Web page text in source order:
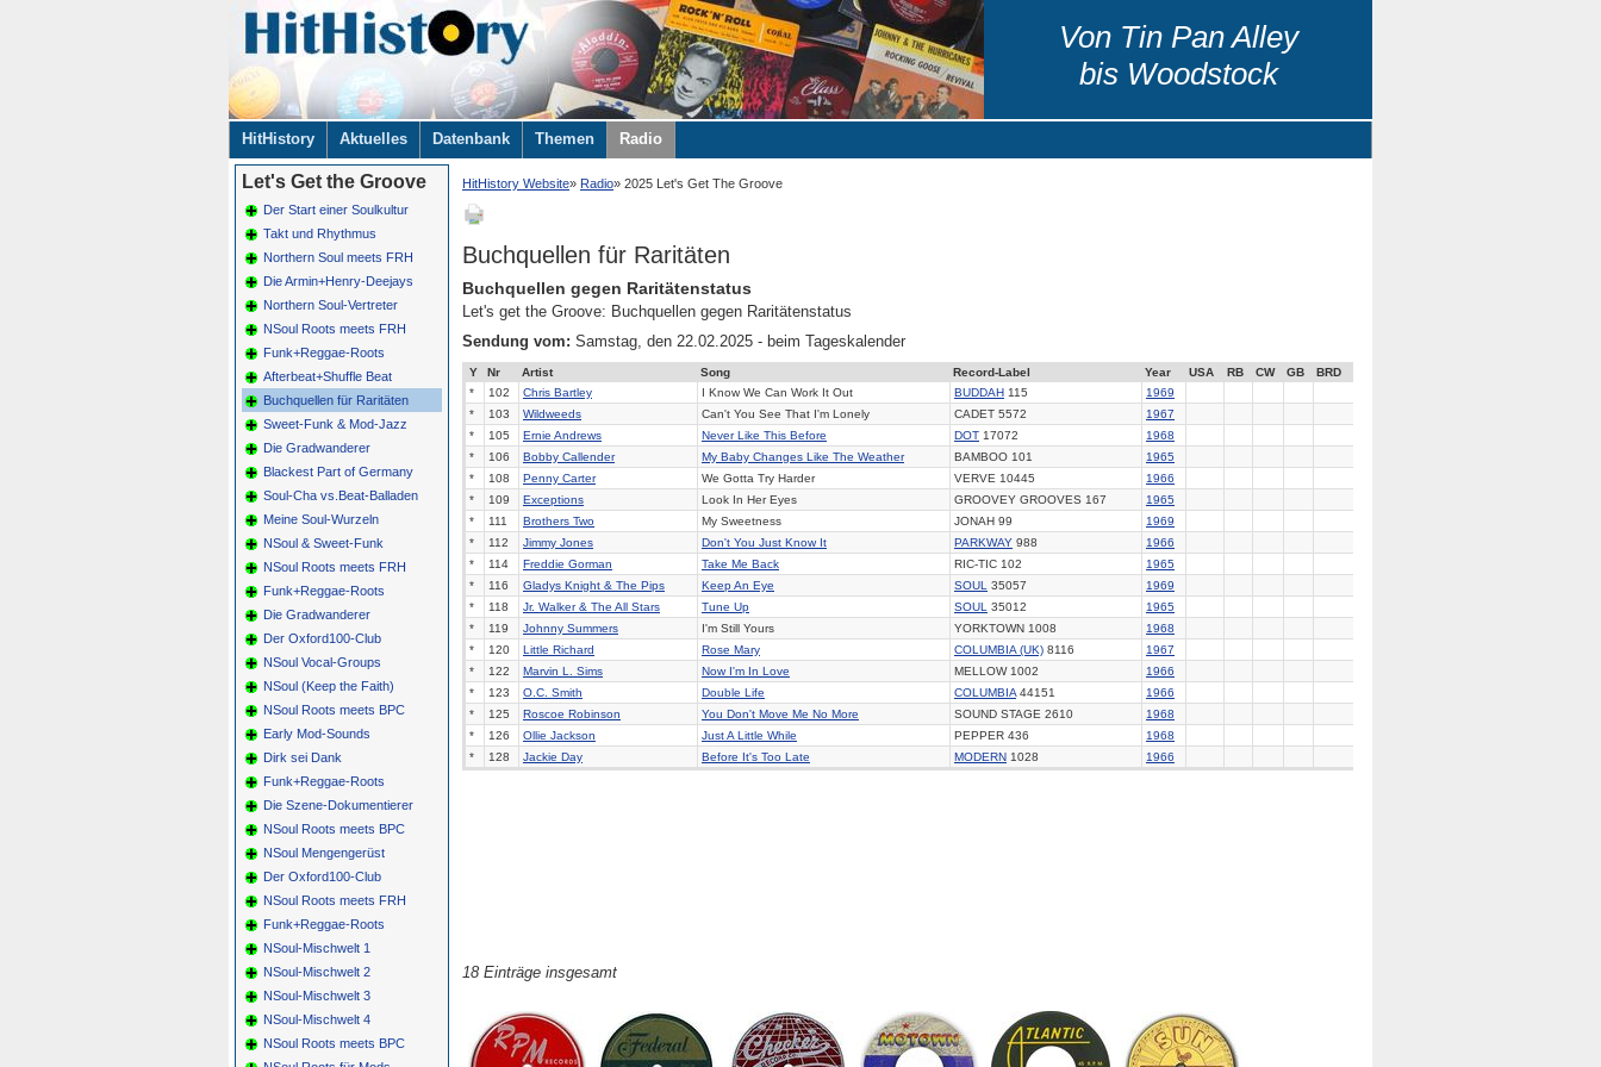
Von Tin Pan Alley
bis Woodstock
Navigation
überspringen
HitHistory Aktuelles Datenbank Themen Radio
HitHistory Website Radio 2025 Let's Get The Groove
Buchquellen für Raritäten
Buchquellen gegen Raritätenstatus
Let's get the Groove: Buchquellen gegen Raritätenstatus
Sendung vom: Samstag, den 22.02.2025 - beim Tageskalender
Y Nr Artist Song Record-Label Year USA RB CW GB
BRD
*
102 Chris Bartley I Know We Can Work It Out BUDDAH 115
1969
*
103 Wildweeds Can't You See That I'm Lonely CADET 5572
1967
*
105 Ernie Andrews Never Like This Before DOT 17072
1968
*
106 Bobby Callender My Baby Changes Like The Weather BAMBOO 101
1965
*
108 Penny Carter We Gotta Try Harder VERVE 10445
1966
*
109 Exceptions Look In Her Eyes GROOVEY GROOVES 167
1965
*
111 Brothers Two My Sweetness JONAH 99
1969
*
112 Jimmy Jones Don't You Just Know It PARKWAY 988
1966
*
114 Freddie Gorman Take Me Back RIC-TIC 102
1965
*
116 Gladys Knight & The Pips Keep An Eye SOUL 35057
1969
*
118 Jr. Walker & The All Stars Tune Up SOUL 35012
1965
*
119 Johnny Summers I'm Still Yours YORKTOWN 1008
1968
*
120 Little Richard Rose Mary COLUMBIA (UK) 8116
1967
*
122 Marvin L. Sims Now I'm In Love MELLOW 1002
1966
*
123 O.C. Smith Double Life COLUMBIA 44151
1966
*
125 Roscoe Robinson You Don't Move Me No More SOUND STAGE 2610
1968
*
126 Ollie Jackson Just A Little While PEPPER 436
1968
*
128 Jackie Day Before It's Too Late MODERN 1028 1966
18 Einträge insgesamt
Let's Get the Groove
Der Start einer Soulkultur
Takt und Rhythmus
Northern Soul meets FRH
Die Armin+Henry-Deejays
Northern Soul-Vertreter
NSoul Roots meets FRH
Funk+Reggae-Roots
Afterbeat+Shuffle Beat
Buchquellen für Raritäten
Sweet-Funk & Mod-Jazz
Die Gradwanderer
Blackest Part of Germany
Soul-Cha vs.Beat-Balladen
Meine Soul-Wurzeln
NSoul & Sweet-Funk
NSoul Roots meets FRH
Funk+Reggae-Roots
Die Gradwanderer
Der Oxford100-Club
NSoul Vocal-Groups
NSoul (Keep the Faith)
NSoul Roots meets BPC
Early Mod-Sounds
Dirk sei Dank
Funk+Reggae-Roots
Die Szene-Dokumentierer
NSoul Roots meets BPC
NSoul Mengengerüst
Der Oxford100-Club
NSoul Roots meets FRH
Funk+Reggae-Roots
NSoul-Mischwelt 1
NSoul-Mischwelt 2
NSoul-Mischwelt 3
NSoul-Mischwelt 4
NSoul Roots meets BPC